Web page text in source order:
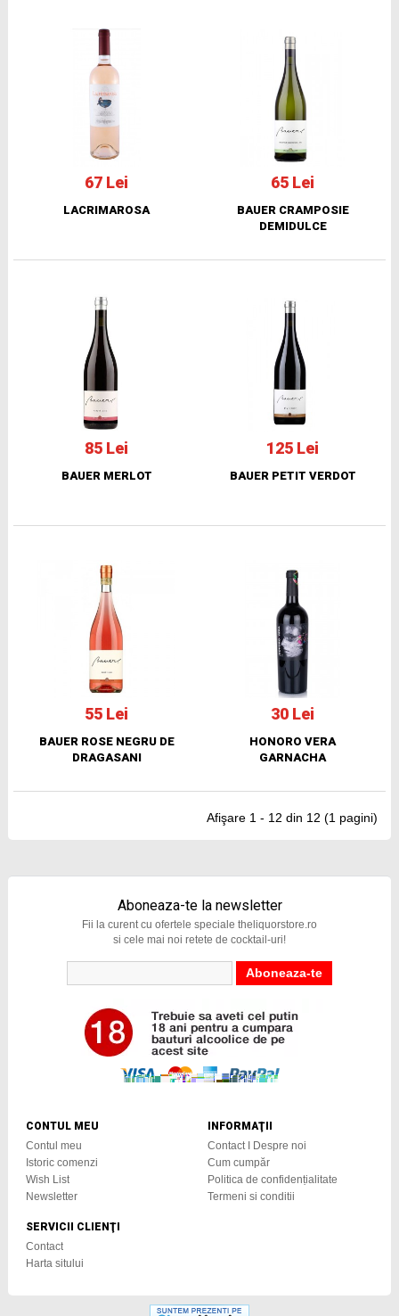
67 Lei
LACRIMAROSA
65 Lei
BAUER CRAMPOSIE
DEMIDULCE
85 Lei
BAUER MERLOT
125 Lei
BAUER PETIT VERDOT
55 Lei
BAUER ROSE NEGRU DE
DRAGASANI
30 Lei
HONORO VERA
GARNACHA
Afişare 1 - 12 din 12 (1 pagini)
Aboneaza-te la newsletter
Fii la curent cu ofertele speciale theliquorstore.ro
si cele mai noi retete de cocktail-uri!
CONTUL MEU
Contul meu
Istoric comenzi
Wish List
Newsletter
SERVICII CLIENŢI
Contact
Harta sitului
INFORMAŢII
Contact I Despre noi
Cum cumpăr
Politica de confidențialitate
Termeni si conditii